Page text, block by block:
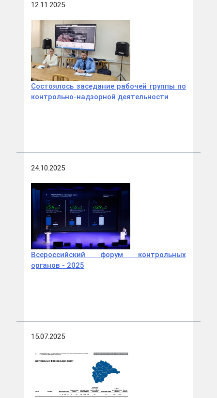
12.11.2025
Состоялось заседание рабочей группы по
контрольно-надзорной деятельности
24.10.2025
Всероссийский форум контрольных
органов - 2025
15.07.2025